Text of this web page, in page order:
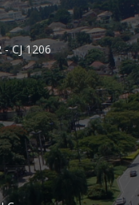
CJ 1206